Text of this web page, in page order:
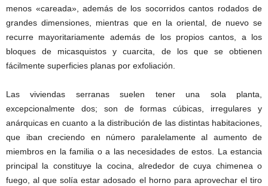
menos «careada», además de los socorridos cantos rodados de
grandes dimensiones, mientras que en la oriental, de nuevo se
recurre mayoritariamente además de los propios cantos, a los
bloques de micasquistos y cuarcita, de los que se obtienen
fácilmente superficies planas por exfoliación.
Las viviendas serranas suelen tener una sola planta,
excepcionalmente dos; son de formas cúbicas, irregulares y
anárquicas en cuanto a la distribución de las distintas habitaciones,
que iban creciendo en número paralelamente al aumento de
miembros en la familia o a las necesidades de estos. La estancia
principal la constituye la cocina, alrededor de cuya chimenea o
fuego, al que solía estar adosado el horno para aprovechar el tiro